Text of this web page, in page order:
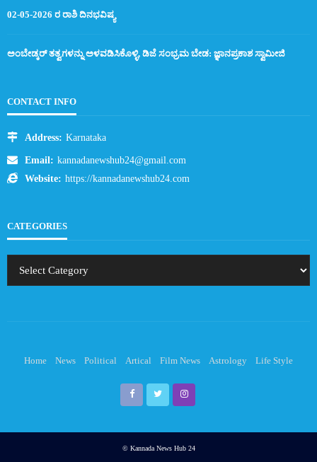
02-05-2026 ರ ರಾಶಿ ದಿನಭವಿಷ್ಯ
ಅಂಬೇಡ್ಕರ್ ತತ್ವಗಳನ್ನು ಅಳವಡಿಸಿಕೊಳ್ಳಿ, ಡಿಜೆ ಸಂಭ್ರಮ ಬೇಡ: ಜ್ಞಾನಪ್ರಕಾಶ ಸ್ವಾಮೀಜಿ
CONTACT INFO
Address: Karnataka
Email: kannadanewshub24@gmail.com
Website: https://kannadanewshub24.com
CATEGORIES
Home News Political Artical Film News Astrology Life Style
© Kannada News Hub 24